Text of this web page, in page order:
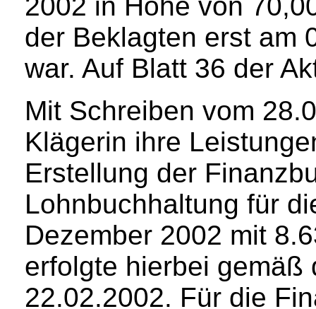
der Beklagten erst am
war. Auf Blatt 36 der
Mit Schreiben vom
Klägerin ihre
Erstellung der
Lohnbuchhaltung für
Dezember 2002 mit
erfolgte hierbei gemäß
22.02.2002. Für die